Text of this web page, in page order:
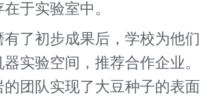
于实验室中。
初步成果后，学校为他们
实验空间，推荐合作企业。
的团队实现了大豆种子的表面